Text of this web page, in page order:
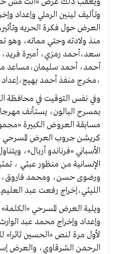
وتأليف لينين الرملي وإعداد
العرض حول فكرة الحريه
منذ ولادته وحتي مماته، وهو
سعد،أحمد رمزي، أميرة
أحمد، أحمد سليمان،مساعد
،مخرج منفذ أحمد
وفي نفس التوقيت في محافظة
بمسرح البالون، يستأنف
مسابقة العروض الكبيرة
كريشن جروب العرض المسرحي
الأسباني «فرناندو أربال»،
الإنسانية من منظور عبثي ،
ورضوى حسن، ومحمد فاروق،
الليثي،إخراج رفعت عبد العليم.
ويلية العرض المسرحي
وإعداد وإخراج محمد عبد
لأول مرة لنص «الحسين ثائرا»
الرحمن الشرقاوي، والعرض